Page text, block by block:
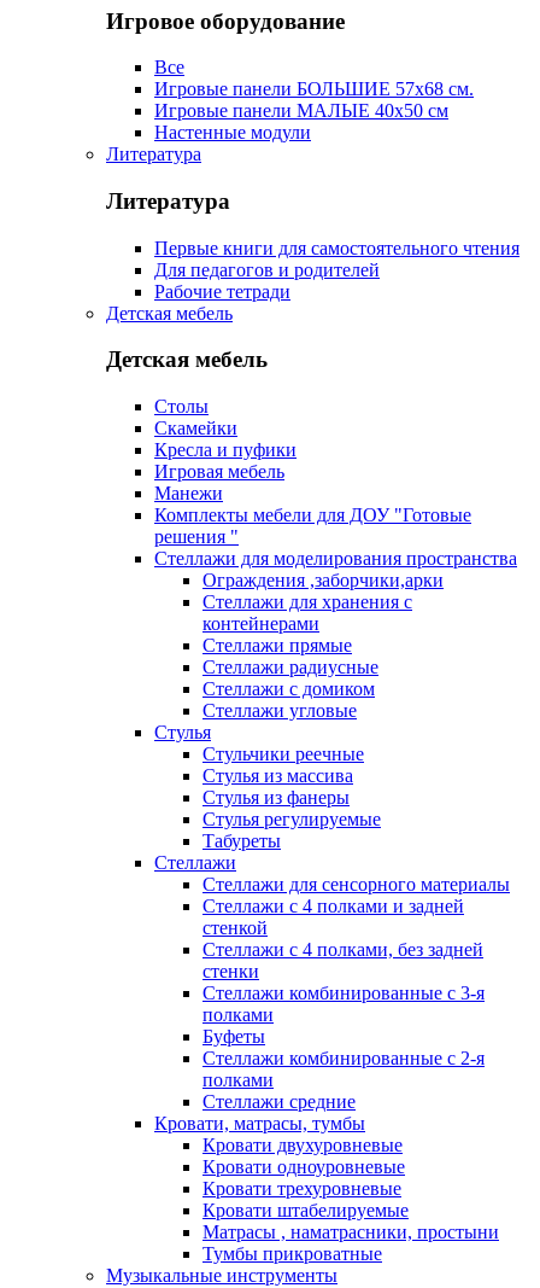
Игровое оборудование
Все
Игровые панели БОЛЬШИЕ 57х68 см.
Игровые панели МАЛЫЕ 40х50 см
Настенные модули
Литература
Литература
Первые книги для самостоятельного чтения
Для педагогов и родителей
Рабочие тетради
Детская мебель
Детская мебель
Столы
Скамейки
Кресла и пуфики
Игровая мебель
Манежи
Комплекты мебели для ДОУ "Готовые
решения "
Стеллажи для моделирования пространства
Ограждения ,заборчики,арки
Стеллажи для хранения с
контейнерами
Стеллажи прямые
Стеллажи радиусные
Стеллажи с домиком
Стеллажи угловые
Стулья
Стульчики реечные
Стулья из массива
Стулья из фанеры
Стулья регулируемые
Табуреты
Стеллажи
Стеллажи для сенсорного материалы
Стеллажи с 4 полками и задней
стенкой
Стеллажи с 4 полками, без задней
стенки
Стеллажи комбинированные с 3-я
полками
Буфеты
Стеллажи комбинированные с 2-я
полками
Стеллажи средние
Кровати, матрасы, тумбы
Кровати двухуровневые
Кровати одноуровневые
Кровати трехуровневые
Кровати штабелируемые
Матрасы , наматрасники, простыни
Тумбы прикроватные
Музыкальные инструменты